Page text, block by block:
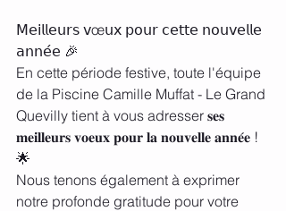
𝖬𝖾𝗂𝗅𝗅𝖾𝗎𝗋𝗌 𝗏œ𝗎𝗑 𝗉𝗈𝗎𝗋 𝖼𝖾𝗍𝗍𝖾 𝗇𝗈𝗎𝗏𝖾𝗅𝗅𝖾
𝖺𝗇𝗇𝖾́𝖾 🎉
En cette période festive, toute l'équipe
de la Piscine Camille Muffat - Le Grand
Quevilly tient à vous adresser 𝐬𝐞𝐬
𝐦𝐞𝐢𝐥𝐥𝐞𝐮𝐫𝐬 𝐯𝐨𝐞𝐮𝐱 𝐩𝐨𝐮𝐫 𝐥𝐚 𝐧𝐨𝐮𝐯𝐞𝐥𝐥𝐞 𝐚𝐧𝐧𝐞́𝐞 !
🌟
Nous tenons également à exprimer
notre profonde gratitude pour votre